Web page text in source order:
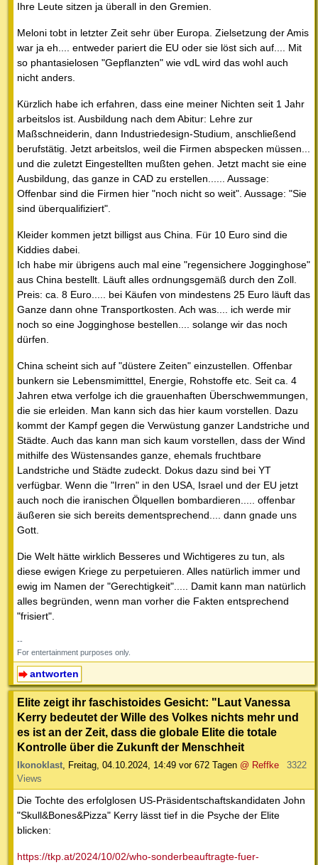
Ihre Leute sitzen ja überall in den Gremien.
Meloni tobt in letzter Zeit sehr über Europa. Zielsetzung der Amis
war ja eh.... entweder pariert die EU oder sie löst sich auf.... Mit
so phantasielosen "Gepflanzten" wie vdL wird das wohl auch
nicht anders.
Kürzlich habe ich erfahren, dass eine meiner Nichten seit 1 Jahr
arbeitslos ist. Ausbildung nach dem Abitur: Lehre zur
Maßschneiderin, dann Industriedesign-Studium, anschließend
berufstätig. Jetzt arbeitslos, weil die Firmen abspecken müssen...
und die zuletzt Eingestellten mußten gehen. Jetzt macht sie eine
Ausbildung, das ganze in CAD zu erstellen...... Aussage:
Offenbar sind die Firmen hier "noch nicht so weit". Aussage: "Sie
sind überqualifiziert".
Kleider kommen jetzt billigst aus China. Für 10 Euro sind die
Kiddies dabei.
Ich habe mir übrigens auch mal eine "regensichere Jogginghose"
aus China bestellt. Läuft alles ordnungsgemäß durch den Zoll.
Preis: ca. 8 Euro..... bei Käufen von mindestens 25 Euro läuft das
Ganze dann ohne Transportkosten. Ach was.... ich werde mir
noch so eine Jogginghose bestellen.... solange wir das noch
dürfen.
China scheint sich auf "düstere Zeiten" einzustellen. Offenbar
bunkern sie Lebensmimitttel, Energie, Rohstoffe etc. Seit ca. 4
Jahren etwa verfolge ich die grauenhaften Überschwemmungen,
die sie erleiden. Man kann sich das hier kaum vorstellen. Dazu
kommt der Kampf gegen die Verwüstung ganzer Landstriche und
Städte. Auch das kann man sich kaum vorstellen, dass der Wind
mithilfe des Wüstensandes ganze, ehemals fruchtbare
Landstriche und Städte zudeckt. Dokus dazu sind bei YT
verfügbar. Wenn die "Irren" in den USA, Israel und der EU jetzt
auch noch die iranischen Ölquellen bombardieren..... offenbar
äußeren sie sich bereits dementsprechend.... dann gnade uns
Gott.
Die Welt hätte wirklich Besseres und Wichtigeres zu tun, als
diese ewigen Kriege zu perpetuieren. Alles natürlich immer und
ewig im Namen der "Gerechtigkeit"..... Damit kann man natürlich
alles begründen, wenn man vorher die Fakten entsprechend
"frisiert".
--
For entertainment purposes only.
antworten
Elite zeigt ihr faschistoides Gesicht: "Laut Vanessa
Kerry bedeutet der Wille des Volkes nichts mehr und
es ist an der Zeit, dass die globale Elite die totale
Kontrolle über die Zukunft der Menschheit
Ikonoklast, Freitag, 04.10.2024, 14:49 vor 672 Tagen @ Reffke
3322
Views
Die Tochte des erfolglosen US-Präsidentschaftskandidaten John
"Skull&Bones&Pizza" Kerry lässt tief in die Psyche der Elite
blicken:
https://tkp.at/2024/10/02/who-sonderbeauftragte-fuer-